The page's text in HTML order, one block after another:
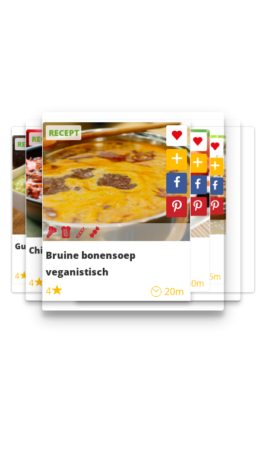
RECEPT
Guacamole
4
RECEPT
Chili con carne
4 45m
RECEPT
Bruine bonensoep
veganistisch
4
20m
RECEPT
Sushi rijstsalade
maaltijdsalade
40m
RECEPT
4 55m